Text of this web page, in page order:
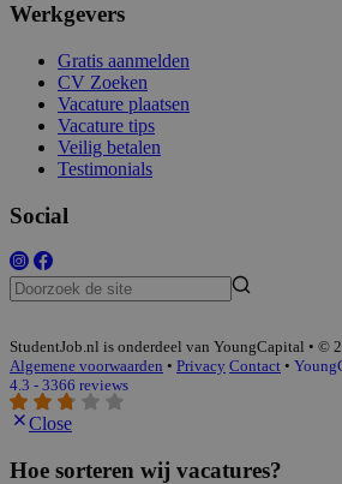
Werkgevers
Gratis aanmelden
CV Zoeken
Vacature plaatsen
Vacature tips
Veilig betalen
Testimonials
Social
StudentJob.nl is onderdeel van YoungCapital • ©
Algemene voorwaarden • Privacy Contact •
4.3 - 3366 reviews
Close
Hoe sorteren wij vacatures?